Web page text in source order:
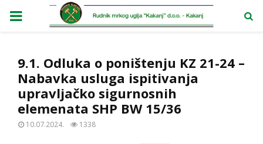
PRIMARY
9.1. Odluka o poništenju KZ 21-24 –
Nabavka usluga ispitivanja
upravljačko sigurnosnih
elemenata SHP BW 15/36
10.07.2024. 1338